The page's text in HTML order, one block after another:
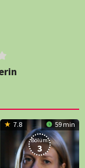
7.8 59 min
Bölüm:
3